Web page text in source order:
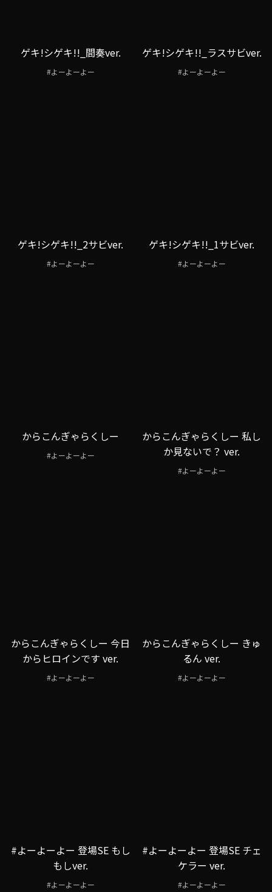
ゲキ!シゲキ!!_間奏ver.
#よーよーよー
ゲキ!シゲキ!!_ラスサビver.
#よーよーよー
ゲキ!シゲキ!!_2サビver.
#よーよーよー
ゲキ!シゲキ!!_1サビver.
#よーよーよー
からこんぎゃらくしー
#よーよーよー
からこんぎゃらくしー 私し
か見ないで？ ver.
#よーよーよー
からこんぎゃらくしー 今日
からヒロインです ver.
#よーよーよー
からこんぎゃらくしー きゅ
るん ver.
#よーよーよー
#よーよーよー 登場SE もし
もしver.
#よーよーよー
#よーよーよー 登場SE チェ
ケラー ver.
#よーよーよー